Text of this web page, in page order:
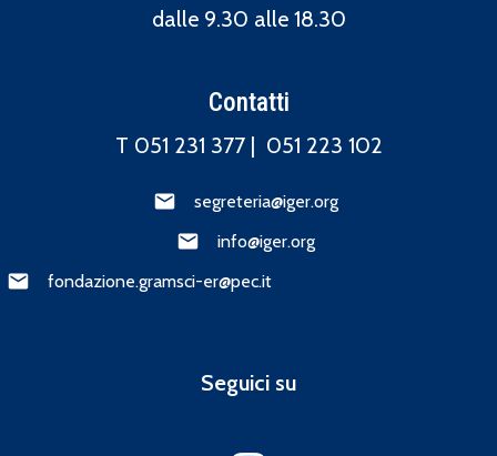
dalle 9.30 alle 18.30
Contatti
T 051 231 377 | 051 223 102
segreteria@iger.org
info@iger.org
fondazione.gramsci-er@pec.it
Seguici su